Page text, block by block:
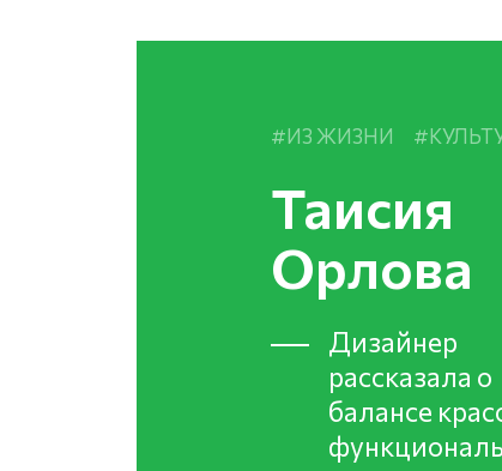
ИЗ ЖИЗНИ
Таисия
Орлова
Дизайнер
рассказала о
балансе